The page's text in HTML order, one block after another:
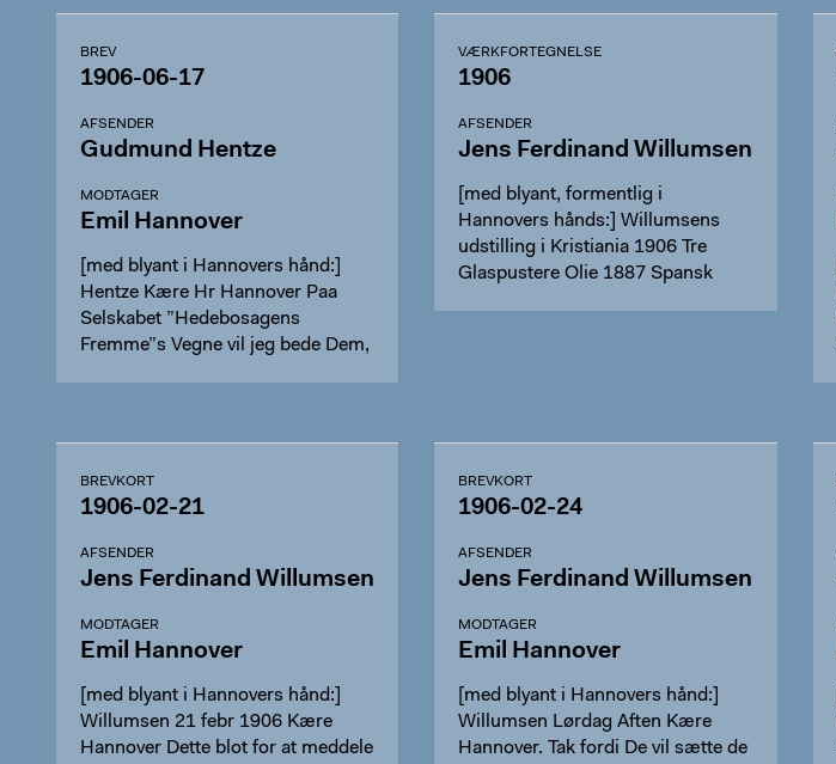
BREV
1906-06-17
AFSENDER
Gudmund Hentze
MODTAGER
Emil Hannover
[med blyant i Hannovers hånd:]
Hentze Kære Hr Hannover Paa
Selskabet ”Hedebosagens
Fremme”s Vegne vil jeg bede Dem,
VÆRKFORTEGNELSE
1906
AFSENDER
Jens Ferdinand Willumsen
[med blyant, formentlig i
Hannovers hånds:] Willumsens
udstilling i Kristiania 1906 Tre
Glaspustere Olie 1887 Spansk
BREVKORT
1906-02-21
AFSENDER
Jens Ferdinand Willumsen
MODTAGER
Emil Hannover
[med blyant i Hannovers hånd:]
Willumsen 21 febr 1906 Kære
Hannover Dette blot for at meddele
BREVKORT
1906-02-24
AFSENDER
Jens Ferdinand Willumsen
MODTAGER
Emil Hannover
[med blyant i Hannovers hånd:]
Willumsen Lørdag Aften Kære
Hannover. Tak fordi De vil sætte de